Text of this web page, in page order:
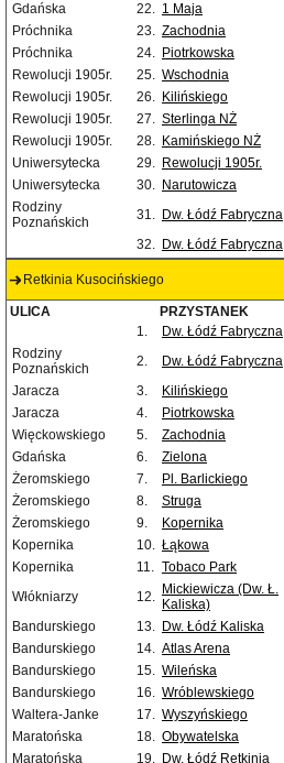
Gdańska
22. 1 Maja
Próchnika
23. Zachodnia
Próchnika
24. Piotrkowska
Rewolucji 1905r.
25. Wschodnia
Rewolucji 1905r.
26. Kilińskiego
Rewolucji 1905r.
27. Sterlinga NŻ
Rewolucji 1905r.
28. Kamińskiego NŻ
Uniwersytecka
29. Rewolucji 1905r.
Uniwersytecka
30. Narutowicza
Rodziny
Poznańskich
31. Dw. Łódź Fabryczna
32. Dw. Łódź Fabryczna
Retkinia Kusocińskiego
ULICA PRZYSTANEK
1.
Dw. Łódź Fabryczna
Rodziny
Poznańskich
2. Dw. Łódź Fabryczna
Jaracza 3. Kilińskiego
Jaracza
4. Piotrkowska
Więckowskiego
5. Zachodnia
Gdańska
6. Zielona
Żeromskiego
7. Pl. Barlickiego
Żeromskiego
8. Struga
Żeromskiego
9. Kopernika
Kopernika
10. Łąkowa
Kopernika
11. Tobaco Park
Włókniarzy
12. Mickiewicza (Dw. Ł.
Kaliska)
Bandurskiego 13. Dw. Łódź Kaliska
Bandurskiego
14. Atlas Arena
Bandurskiego
15. Wileńska
Bandurskiego
16. Wróblewskiego
Waltera-Janke
17. Wyszyńskiego
Maratońska
18. Obywatelska
Maratońska
19. Dw. Łódź Retkinia